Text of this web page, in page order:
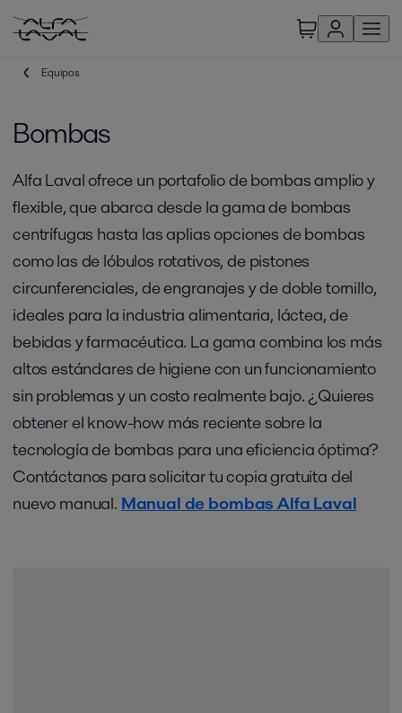
Equipos
Bombas
Alfa Laval ofrece un portafolio de bombas amplio y
flexible, que abarca desde la gama de bombas
centrífugas hasta las aplias opciones de bombas
como las de lóbulos rotativos, de pistones
circunferenciales, de engranajes y de doble tornillo,
ideales para la industria alimentaria, láctea, de
bebidas y farmacéutica. La gama combina los más
altos estándares de higiene con un funcionamiento
sin problemas y un costo realmente bajo. ¿Quieres
obtener el know-how más reciente sobre la
tecnología de bombas para una eficiencia óptima?
Contáctanos para solicitar tu copia gratuita del
nuevo manual. Manual de bombas Alfa Laval